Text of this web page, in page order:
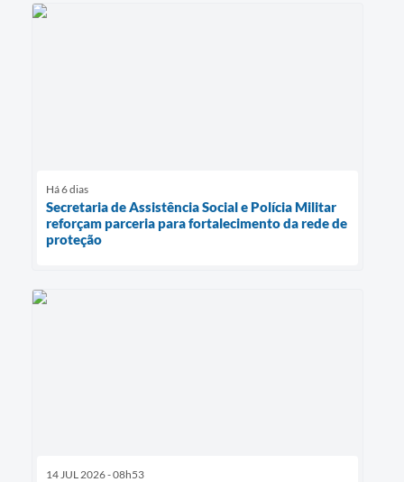
Há 6 dias
Secretaria de Assistência Social e Polícia Militar
reforçam parceria para fortalecimento da rede de
proteção
14 JUL 2026 - 08h53